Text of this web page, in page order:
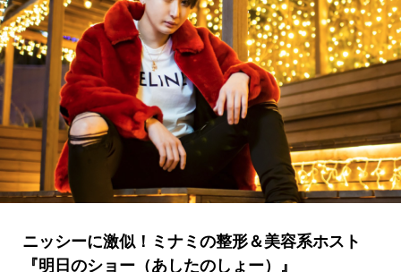
ニッシーに激似！ミナミの整形＆美容系ホスト
『明日のショー（あしたのしょー）』